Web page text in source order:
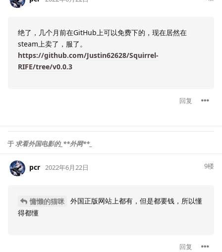
绝了，几个月前在GitHub上可以免费下的，现在居然在
steam上卖了，服了。
https://github.com/Justin62628/Squirrel-
RIFE/tree/v0.0.3
回复
于求看外国电影的_**外网**_
pcr 2022年6月22日 9楼
慵懒的猫咪
外国正版网站上都有，但是都要钱，所以懂
得都懂
回复